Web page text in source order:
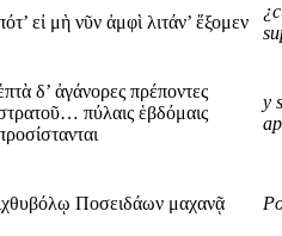
εἰ μὴ νῦν ἀμφὶ λιτάν’ ἕξομεν
δ’ ἀγάνορες πρέποντες
πύλαις ἑβδόμαις
y
Ποσειδάων μαχανᾷ